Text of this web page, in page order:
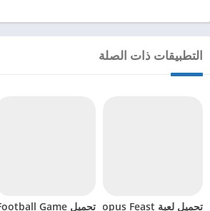
التطبيقات ذات الصلة
تحميل لعبة Octopus Feast مهكرة للاندرويد 2024 تحميل Soccer Hero PvP Football Game مهكرة للاندرويد 2024